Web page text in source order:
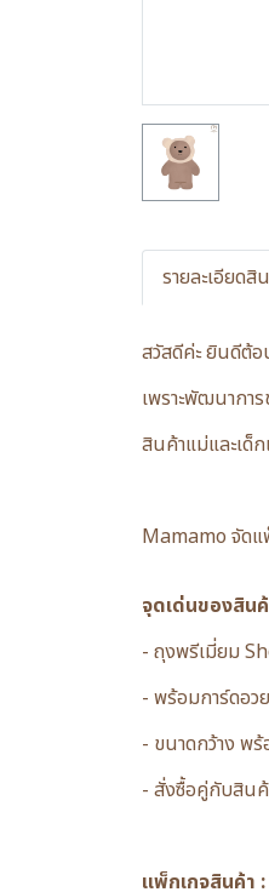
รายละเอียดสิ
สวัสดีค่ะ ยินดีต้
เพราะพัฒนากา
สินค้าแม่และเด็
Mamamo จัด
จุดเด่นของสิน
- ถุงพรีเมี่ยม
- พร้อมการ์ดอว
- ขนาดกว้าง พ
- สั่งซื้อคู่กับสิน
แพ็กเกจสินค้า :